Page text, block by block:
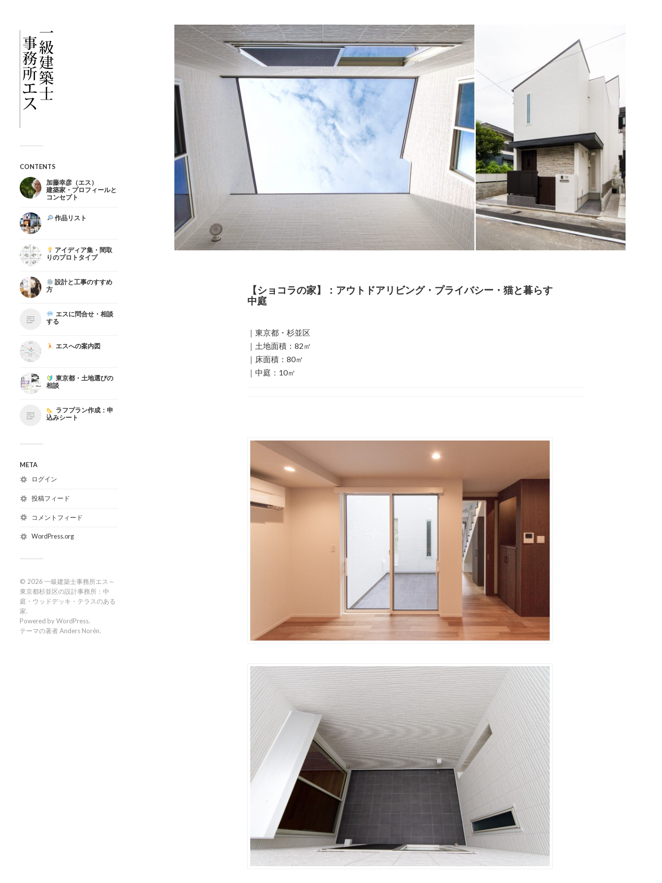
CONTENTS
加藤幸彦（エス）
建築家・プロフィールと
コンセプト
作品リスト
アイディア集・間取
りのプロトタイプ
設計と工事のすすめ
方
エスに問合せ・相談
する
エスへの案内図
東京都・土地選びの
相談
ラフプラン作成：申
込みシート
META
ログイン
投稿フィード
コメントフィード
WordPress.org
© 2026 一級建築士事務所エス～
東京都杉並区の設計事務所：中
庭・ウッドデッキ・テラスのある
家.
Powered byWordPress.
テーマの著者 Anders Norén.
【ショコラの家】：アウトドアリビング・プライバシー・猫と暮らす
中庭
｜東京都・杉並区
｜土地面積：82㎡
｜床面積：80㎡
｜中庭：10㎡